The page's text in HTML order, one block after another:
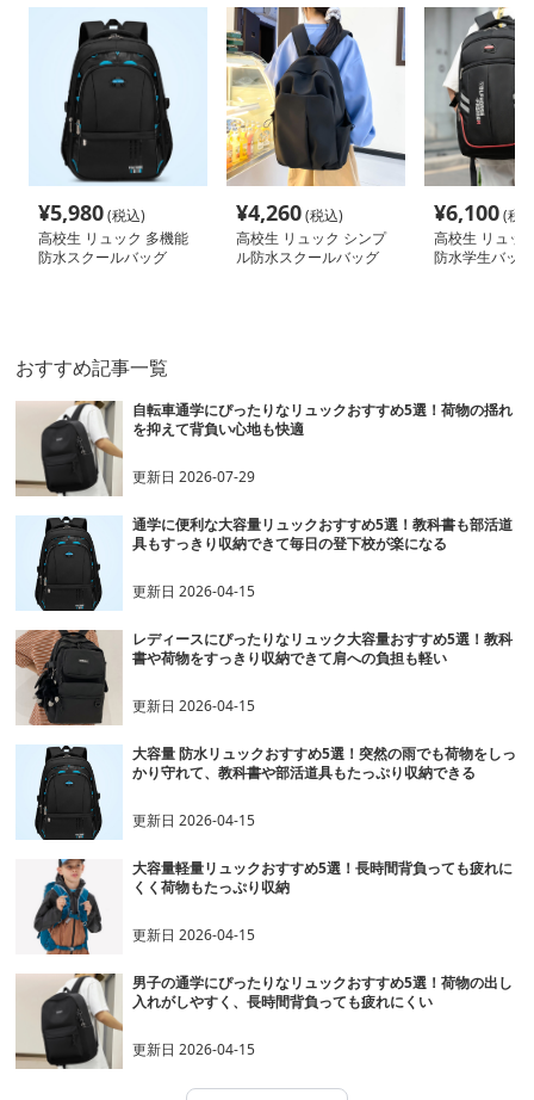
¥5,980(税込)
高校生 リュック 多機能
防水スクールバッグ
¥4,260(税込)
高校生 リュック シンプ
ル防水スクールバッグ
¥6,100(税
高校生 リュッ
防水学生バッ
おすすめ記事一覧
自転車通学にぴったりなリュックおすすめ5選！荷物の揺れ
を抑えて背負い心地も快適
更新日2026-07-29
通学に便利な大容量リュックおすすめ5選！教科書も部活道
具もすっきり収納できて毎日の登下校が楽になる
更新日2026-04-15
レディースにぴったりなリュック大容量おすすめ5選！教科
書や荷物をすっきり収納できて肩への負担も軽い
更新日2026-04-15
大容量 防水リュックおすすめ5選！突然の雨でも荷物をしっ
かり守れて、教科書や部活道具もたっぷり収納できる
更新日2026-04-15
大容量軽量リュックおすすめ5選！長時間背負っても疲れに
くく荷物もたっぷり収納
更新日2026-04-15
男子の通学にぴったりなリュックおすすめ5選！荷物の出し
入れがしやすく、長時間背負っても疲れにくい
更新日2026-04-15